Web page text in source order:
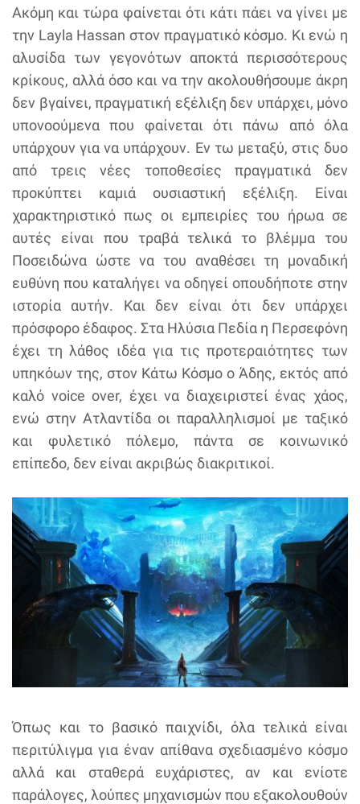
Ακόμη και τώρα φαίνεται ότι κάτι πάει να γίνει με
την Layla Hassan στον πραγματικό κόσμο. Κι ενώ η
αλυσίδα των γεγονότων αποκτά περισσότερους
κρίκους, αλλά όσο και να την ακολουθήσουμε άκρη
δεν βγαίνει, πραγματική εξέλιξη δεν υπάρχει, μόνο
υπονοούμενα που φαίνεται ότι πάνω από όλα
υπάρχουν για να υπάρχουν. Εν τω μεταξύ, στις δυο
από τρεις νέες τοποθεσίες πραγματικά δεν
προκύπτει καμιά ουσιαστική εξέλιξη. Είναι
χαρακτηριστικό πως οι εμπειρίες του ήρωα σε
αυτές είναι που τραβά τελικά το βλέμμα του
Ποσειδώνα ώστε να του αναθέσει τη μοναδική
ευθύνη που καταλήγει να οδηγεί οπουδήποτε στην
ιστορία αυτήν. Και δεν είναι ότι δεν υπάρχει
πρόσφορο έδαφος. Στα Ηλύσια Πεδία η Περσεφόνη
έχει τη λάθος ιδέα για τις προτεραιότητες των
υπηκόων της, στον Κάτω Κόσμο ο Άδης, εκτός από
καλό voice over, έχει να διαχειριστεί ένας χάος,
ενώ στην Ατλαντίδα οι παραλληλισμοί με ταξικό
και φυλετικό πόλεμο, πάντα σε κοινωνικό
επίπεδο, δεν είναι ακριβώς διακριτικοί.
Όπως και το βασικό παιχνίδι, όλα τελικά είναι
περιτύλιγμα για έναν απίθανα σχεδιασμένο κόσμο
αλλά και σταθερά ευχάριστες, αν και ενίοτε
παράλογες, λούπες μηχανισμών που εξακολουθούν